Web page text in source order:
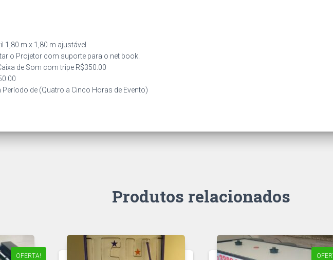
1,80 m x 1,80 m ajustável
o Projetor com suporte para o net book.
de Som com tripe R$350.00
Período de (Quatro a Cinco Horas de Evento)
Produtos relacionados
OFERTA!